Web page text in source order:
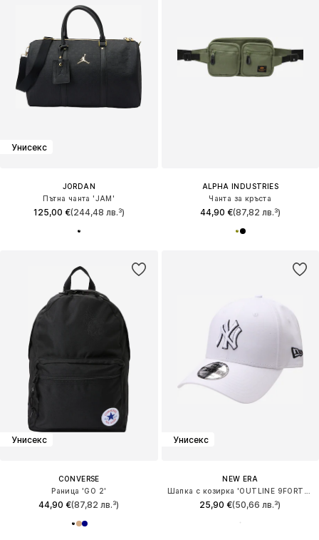
Унисекс
JORDAN
Пътна чанта 'JAM'
125,00 €(244,48 лв.³)
ALPHA INDUSTRIES
Чанта за кръста
44,90 €(87,82 лв.³)
Унисекс
CONVERSE
Раница 'GO 2'
44,90 €(87,82 лв.³)
Унисекс
NEW ERA
25,90 €(50,66 лв.³)